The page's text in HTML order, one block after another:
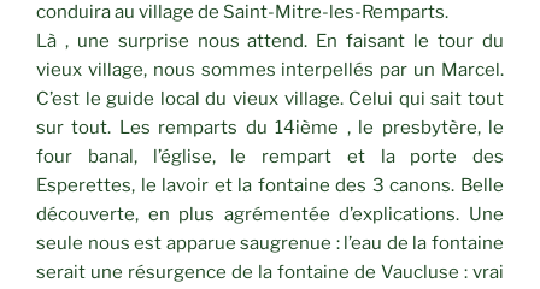
conduira au village de Saint-Mitre-les-Remparts.
Là , une surprise nous attend. En faisant le tour du
vieux village, nous sommes interpellés par un Marcel.
C’est le guide local du vieux village. Celui qui sait tout
sur tout. Les remparts du 14ième , le presbytère, le
four banal, l’église, le rempart et la porte des
Esperettes, le lavoir et la fontaine des 3 canons. Belle
découverte, en plus agrémentée d’explications. Une
seule nous est apparue saugrenue : l’eau de la fontaine
serait une résurgence de la fontaine de Vaucluse : vrai